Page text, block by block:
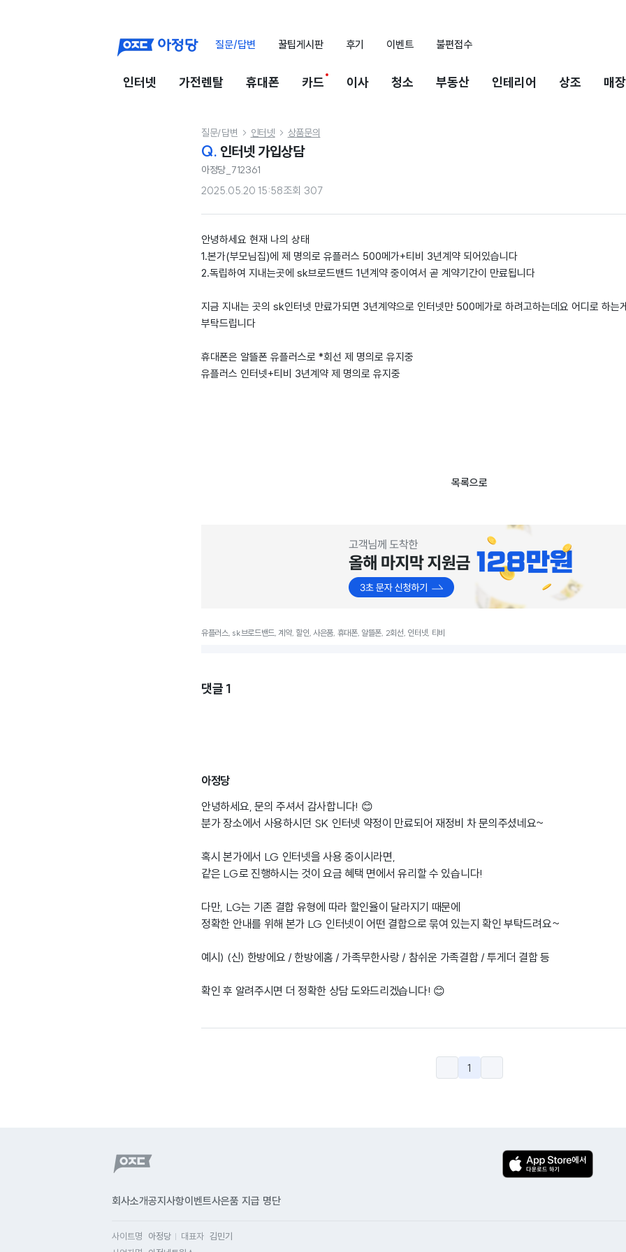
질문/답변 꿀팁게시판 후기 이벤트 불편접수
인터넷 가전렌탈 휴대폰 카드 이사 청소 부동산 인테리어 상조 매
질문/답변  인터넷  상품문의
Q. 인터넷 가입상담
아정당_712361
2025.05.20 15:58조회 307
안녕하세요 현재 나의 상태
1.본가(부모님집)에 제 명의로 유플러스 500메가+티비 3년계약 되어있습니다
2.독립하여 지내는곳에 sk브로드밴드 1년계약 중이여서 곧 계약기간이 만료됩니다
지금 지내는 곳의 sk인터넷 만료가되면 3년계약으로 인터넷만 500메가로 하려고하는데요 어디로 하는
부탁드립니다
휴대폰은 알뜰폰 유플러스로 *회선 제 명의로 유지중
유플러스 인터넷+티비 3년계약 제 명의로 유지중
목록으로
유플러스, sk브로드밴드, 계약, 할인, 사은품, 휴대폰, 알뜰폰, 2회선, 인터넷, 티비
댓글 1
아정당
안녕하세요, 문의 주셔서 감사합니다! 😊
분가 장소에서 사용하시던 SK 인터넷 약정이 만료되어 재정비 차 문의주셨네요~
혹시 본가에서 LG 인터넷을 사용 중이시라면,
같은 LG로 진행하시는 것이 요금 혜택 면에서 유리할 수 있습니다!
다만, LG는 기존 결합 유형에 따라 할인율이 달라지기 때문에
정확한 안내를 위해 본가 LG 인터넷이 어떤 결합으로 묶여 있는지 확인 부탁드려요~
예시) (신) 한방에요 / 한방에홈 / 가족무한사랑 / 참쉬운 가족결합 / 투게더 결합 등
확인 후 알려주시면 더 정확한 상담 도와드리겠습니다! 😊
1
회사소개공지사항이벤트사은품 지급 명단
사이트명 아정당 대표자 김민기